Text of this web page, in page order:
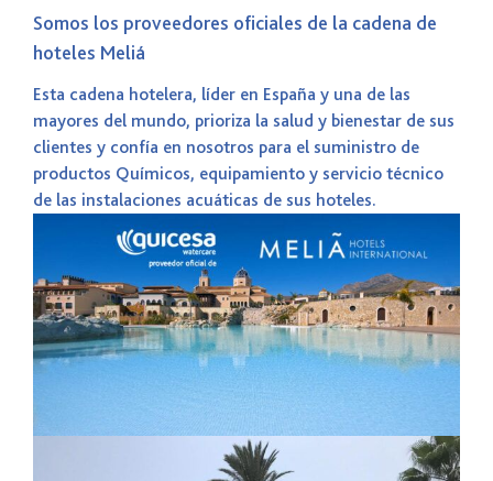
Somos los proveedores oficiales de la cadena de
hoteles Meliá
Esta cadena hotelera, líder en España y una de las
mayores del mundo, prioriza la salud y bienestar de sus
clientes y confía en nosotros para el suministro de
productos Químicos, equipamiento y servicio técnico
de las instalaciones acuáticas de sus hoteles.